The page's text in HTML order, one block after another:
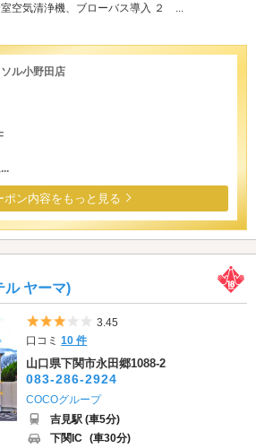
気清浄機、ブローバス導入 ２ ...
ル小野田店
ポン内容をもっと見る
ル ヤーマ)
5つ星のうち3
3.45
口コミ10 件
山口県下関市永田郷1088-2
083-286-2924
COCOグループ
吉見駅 (車5分)
下関IC (車30分)